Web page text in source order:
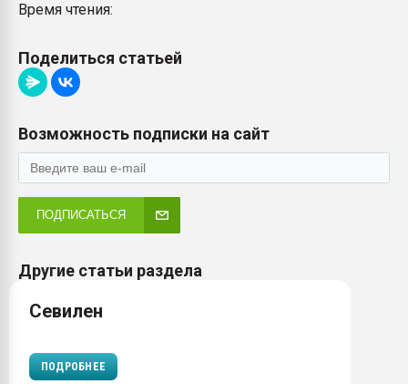
Время чтения:
Поделиться статьей
Возможность подписки на сайт
ПОДПИСАТЬСЯ
Другие статьи раздела
Севилен
ПОДРОБНЕЕ